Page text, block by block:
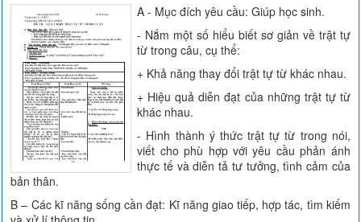
A - Mục đích yêu cầu: Giúp học sinh.
- Nắm một số hiểu biết sơ giản về trật tự
từ trong câu, cụ thể:
+ Khả năng thay đổi trật tự từ khác nhau.
+ Hiệu quả diễn đạt của những trật tự từ
khác nhau.
- Hình thành ý thức trật tự từ trong nói,
viết cho phù hợp với yêu cầu phản ánh
thực tế và diễn tả tư tưởng, tình cảm của
bản thân.
B – Các kĩ năng sống cần đạt: Kĩ năng giao tiếp, hợp tác, tìm kiếm